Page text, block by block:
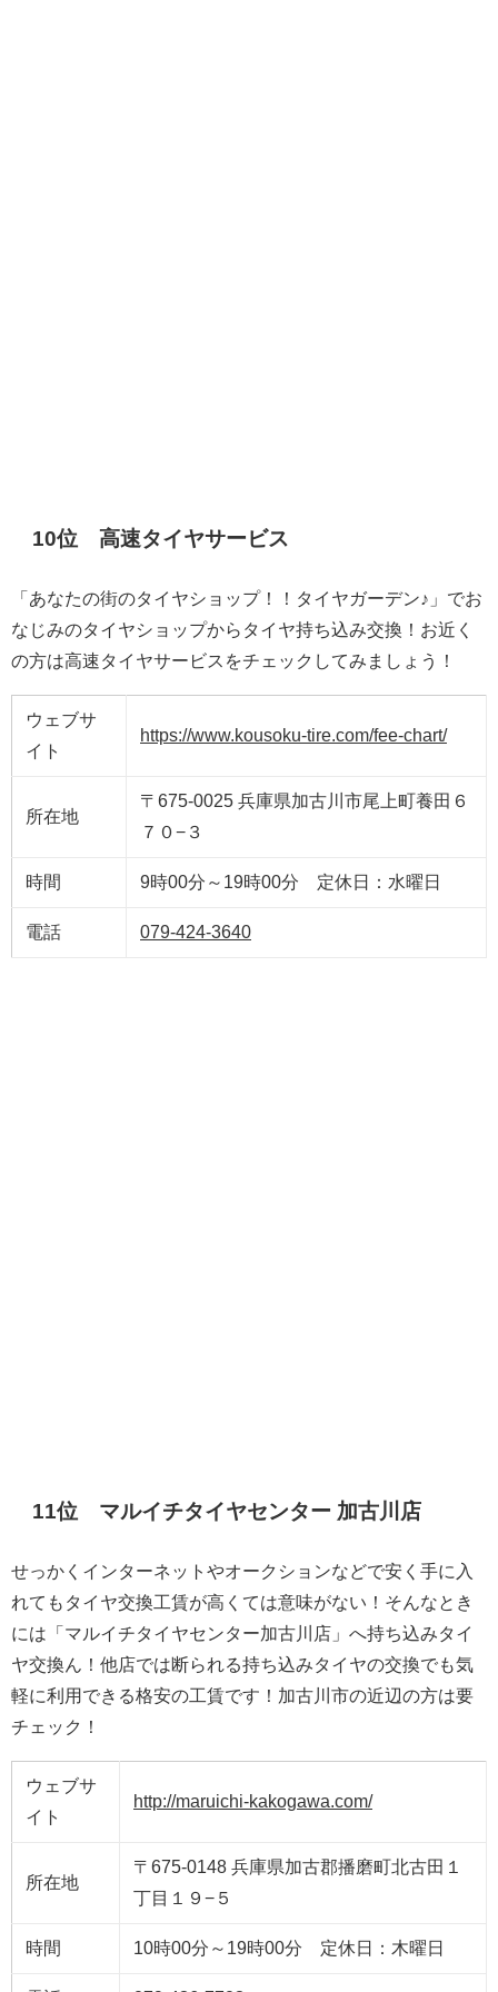
10位 高速タイヤサービス
「あなたの街のタイヤショップ！！タイヤガーデン♪」でお
なじみのタイヤショップからタイヤ持ち込み交換！お近く
の方は高速タイヤサービスをチェックしてみましょう！
ウェブサ
イト
https://www.kousoku-tire.com/fee-chart/
所在地
〒675-0025 兵庫県加古川市尾上町養田６
７０−３
時間 9時00分～19時00分 定休日：水曜日
電話 079-424-3640
11位 マルイチタイヤセンター 加古川店
せっかくインターネットやオークションなどで安く手に入
れてもタイヤ交換工賃が高くては意味がない！そんなとき
には「マルイチタイヤセンター加古川店」へ持ち込みタイ
ヤ交換ん！他店では断られる持ち込みタイヤの交換でも気
軽に利用できる格安の工賃です！加古川市の近辺の方は要
チェック！
ウェブサ
イト
http://maruichi-kakogawa.com/
所在地
〒675-0148 兵庫県加古郡播磨町北古田１
丁目１９−５
時間 10時00分～19時00分 定休日：木曜日